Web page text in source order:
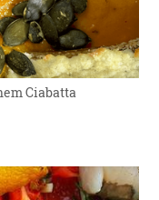
Ciabatta